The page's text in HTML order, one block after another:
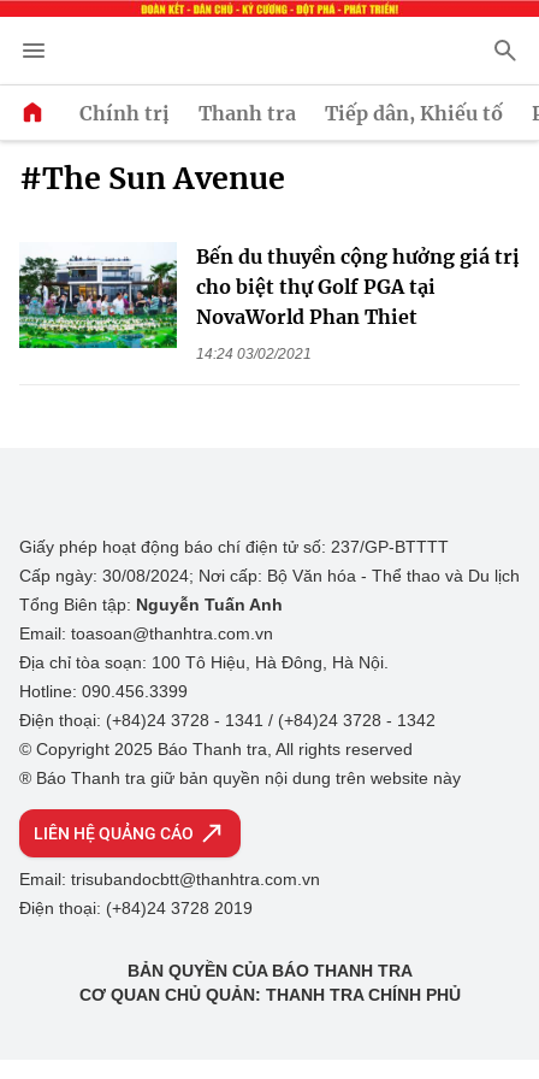
Chính trị Thanh tra Tiếp dân, Khiếu tố
#The Sun Avenue
Bến du thuyền cộng hưởng giá trị
cho biệt thự Golf PGA tại
NovaWorld Phan Thiet
14:24 03/02/2021
Giấy phép hoạt động báo chí điện tử số: 237/GP-BTTTT
Cấp ngày: 30/08/2024; Nơi cấp: Bộ Văn hóa - Thể thao và Du lịch
Tổng Biên tập: Nguyễn Tuấn Anh
Email: toasoan@thanhtra.com.vn
Địa chỉ tòa soạn: 100 Tô Hiệu, Hà Đông, Hà Nội.
Hotline: 090.456.3399
Điện thoại: (+84)24 3728 - 1341 / (+84)24 3728 - 1342
© Copyright 2025 Báo Thanh tra, All rights reserved
® Báo Thanh tra giữ bản quyền nội dung trên website này
LIÊN HỆ QUẢNG CÁO
Email: trisubandocbtt@thanhtra.com.vn
Điện thoại: (+84)24 3728 2019
BẢN QUYỀN CỦA BÁO THANH TRA
CƠ QUAN CHỦ QUẢN: THANH TRA CHÍNH PHỦ